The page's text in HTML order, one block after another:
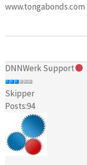
www.tongabonds.com
DNNWerk Support
Skipper
Posts:94